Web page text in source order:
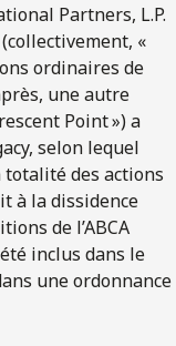
Partners, L.P.
«
ordinaires de
une autre
Point ») a
selon lequel
totalité des actions
à la dissidence
de l’ABCA
inclus dans le
une ordonnance